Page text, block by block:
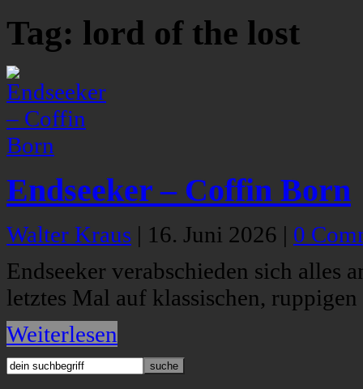
Tag: lord of the lost
Endseeker – Coffin Born
Walter Kraus | 16. Juni 2026 | 0
Endseeker verabschieden sich alles
letztes Mal auf klassischen,
Weiterlesen